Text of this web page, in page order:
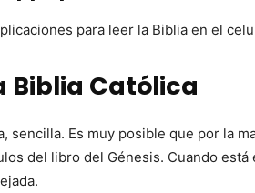
para leer la Biblia en el
Biblia Católica
sencilla. Es muy posible que por la
del libro del Génesis. Cuando está